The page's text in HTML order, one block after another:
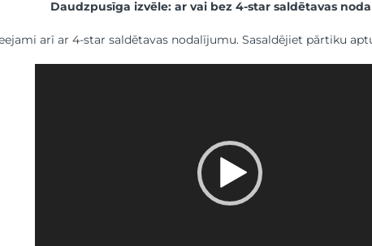
Daudzpusīga izvēle: ar vai bez 4-star saldētavas
arī ar 4-star saldētavas nodalījumu. Sasaldējiet pārtiku
Video